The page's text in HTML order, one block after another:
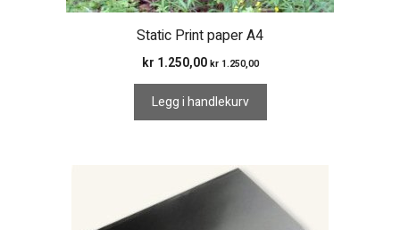
Static Print paper A4
kr 1.250,00 kr1.250,00
Legg i handlekurv